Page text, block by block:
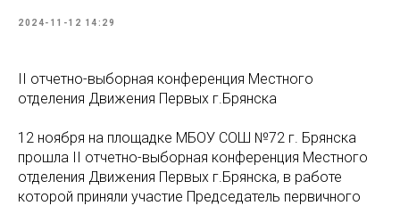
2024-11-12 14:29
II отчетно-выборная конференция Местного
отделения Движения Первых г.Брянска
12 ноября на площадке МБОУ СОШ №72 г. Брянска
прошла II отчетно-выборная конференция Местного
отделения Движения Первых г.Брянска, в работе
которой приняли участие Председатель первичного